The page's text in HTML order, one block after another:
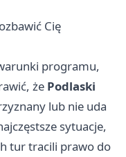
Cię
programu,
że Podlaski
lub nie uda
sytuacje,
tur tracili prawo do